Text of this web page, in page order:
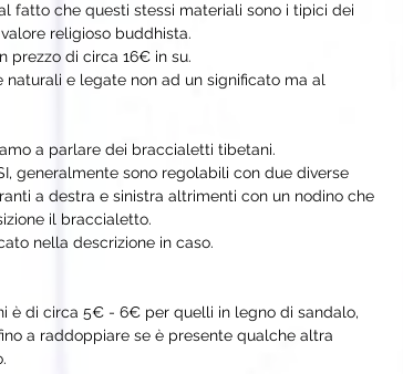
fatto che questi stessi materiali sono i tipici dei
religioso buddhista.
prezzo di circa 16€ in su.
naturali e legate non ad un significato ma al
a parlare dei braccialetti tibetani.
generalmente sono regolabili con due diverse
a destra e sinistra altrimenti con un nodino che
il braccialetto.
nella descrizione in caso.
è di circa 5€ - 6€ per quelli in legno di sandalo,
a raddoppiare se è presente qualche altra